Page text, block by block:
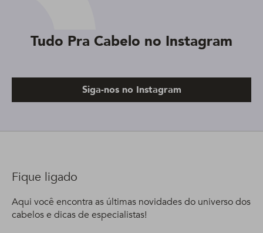
Tudo Pra Cabelo no Instagram
Siga-nos no Instagram
Fique ligado
Aqui você encontra as últimas novidades do universo dos
cabelos e dicas de especialistas!